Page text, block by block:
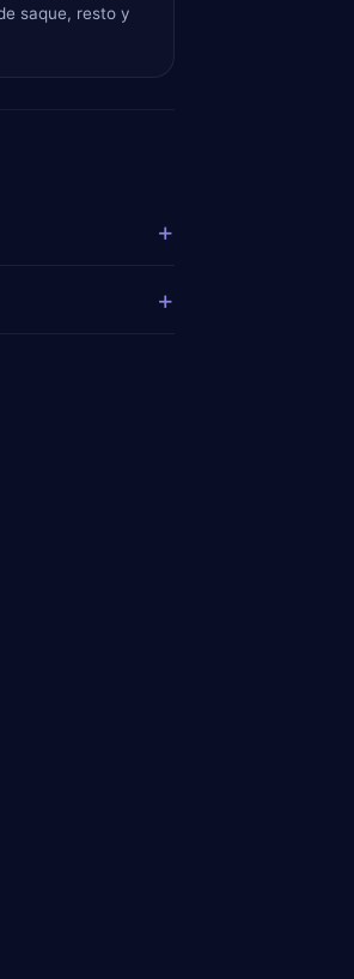
saque, resto y
+
+